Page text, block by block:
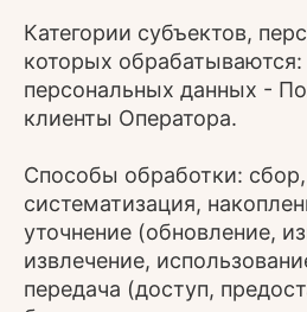
Категории субъектов,
которых
персональных данных -
клиенты Оператора.
Способы обработки: сбор,
систематизация,
уточнение (обновление,
извлечение,
передача (доступ,